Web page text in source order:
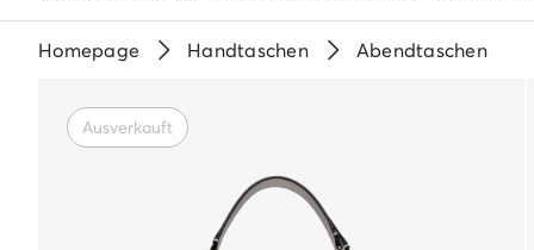
Homepage Handtaschen Abendtaschen
Ausverkauft